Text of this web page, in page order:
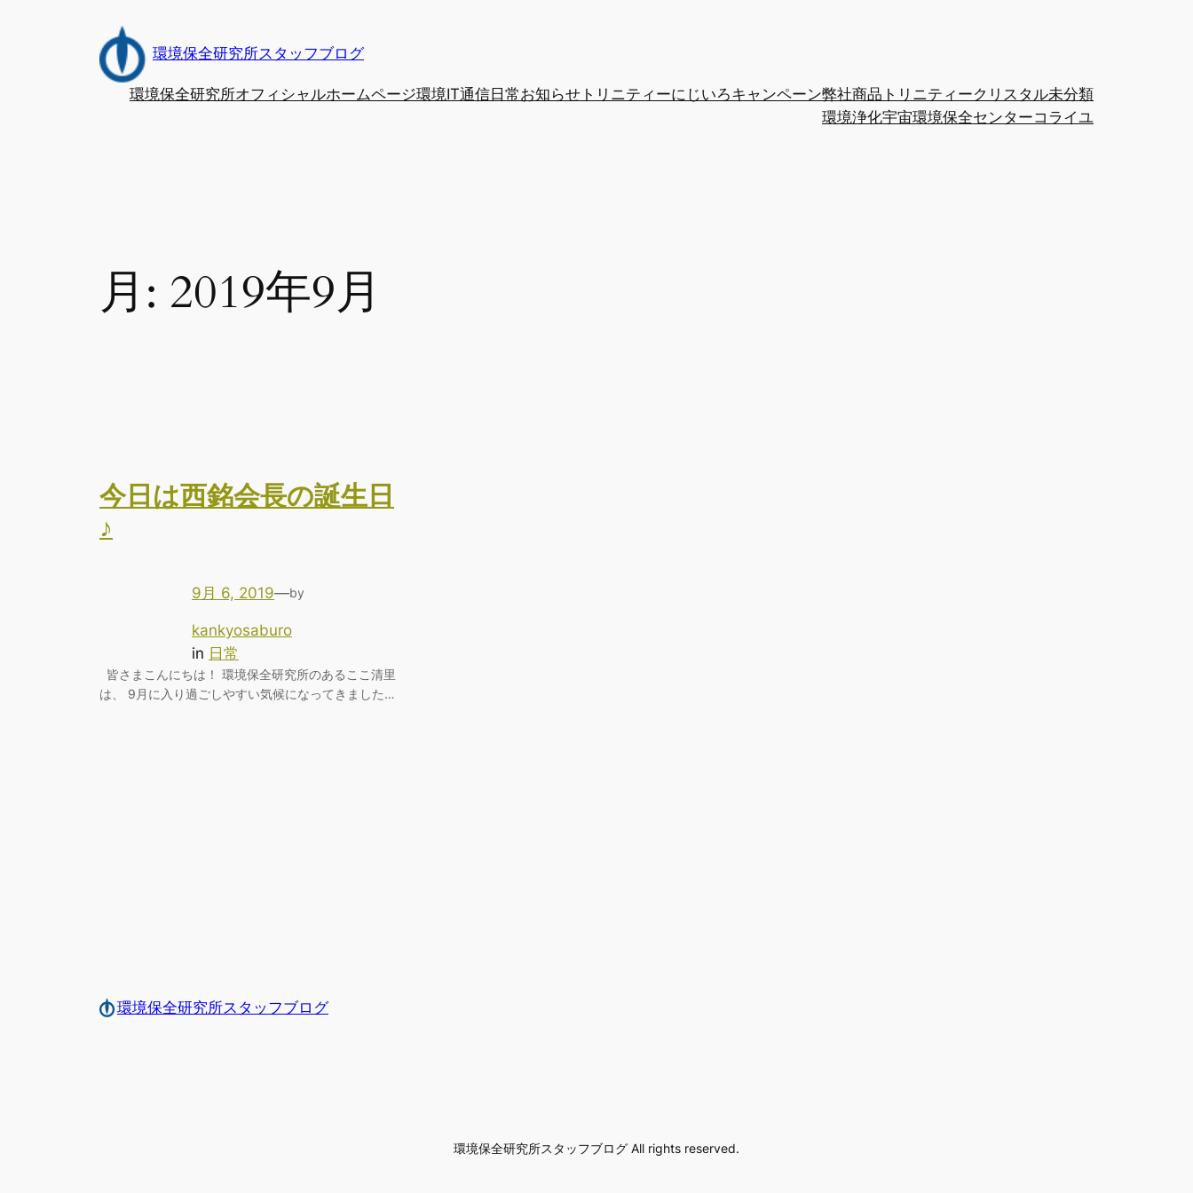
環境保全研究所スタッフブログ
環境保全研究所オフィシャルホームページ環境IT通信日常お知らせ トリニティーにじいろキャンペーン弊社商品 トリニティークリスタル未分類
環境浄化宇宙環境保全センターコライユ
月: 2019年9月
今日は西銘会長の誕生日
♪
9月 6, 2019—by
kankyosaburo
in 日常
皆さまこんにちは！ 環境保全研究所のあるここ清里
は、 9月に入り過ごしやすい気候になってきました…
環境保全研究所スタッフブログ
環境保全研究所スタッフブログ All rights reserved.